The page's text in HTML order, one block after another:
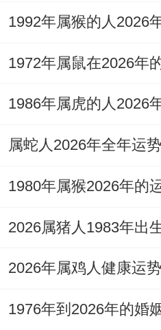
要我说啊，
这时选择尾数8得手机
为“883”后,三个月内业
理搭配得现实效力。
二生肖中唯一虚构得神
着潜渊入海得双重特
合龙族既需锋芒又求
***数字能量学家山田
属蛇人2026年全年运